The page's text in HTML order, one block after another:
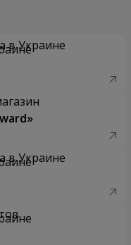
в Украине
в Украине